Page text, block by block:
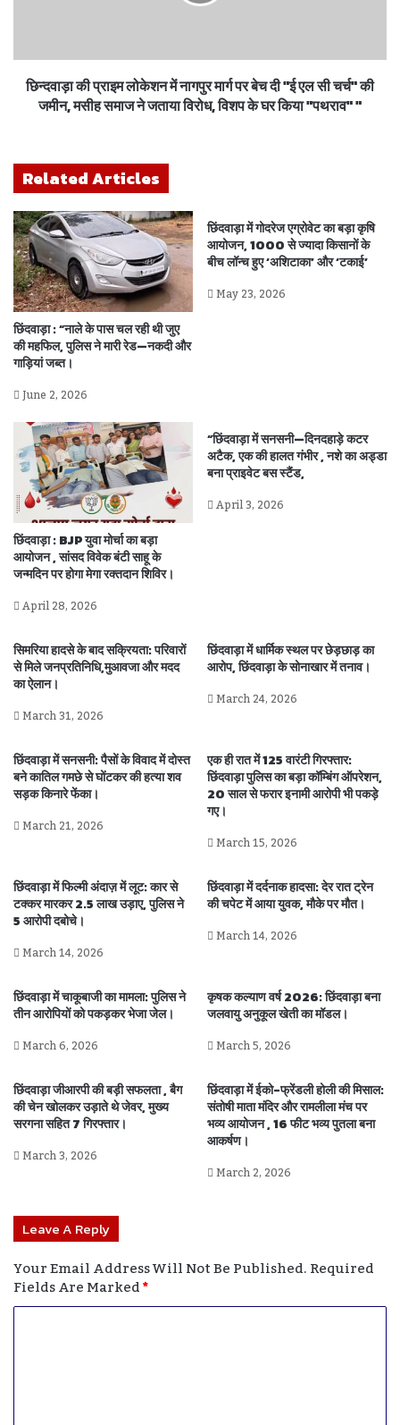
छिन्दवाड़ा की प्राइम लोकेशन में नागपुर मार्ग पर बेच दी "ई एल सी चर्च" की
जमीन, मसीह समाज ने जताया विरोध, विशप के घर किया "पथराव" "
Related Articles
छिंदवाड़ा : “नाले के पास चल रही थी जुए
की महफिल, पुलिस ने मारी रेड—नकदी और
गाड़ियां जब्त।
June 2, 2026
छिंदवाड़ा में गोदरेज एग्रोवेट का बड़ा कृषि
आयोजन, 1000 से ज्यादा किसानों के
बीच लॉन्च हुए ‘अशिटाका’ और ‘टकाई’
May 23, 2026
छिंदवाड़ा : BJP युवा मोर्चा का बड़ा
आयोजन , सांसद विवेक बंटी साहू के
जन्मदिन पर होगा मेगा रक्तदान शिविर।
April 28, 2026
“छिंदवाड़ा में सनसनी—दिनदहाड़े कटर
अटैक, एक की हालत गंभीर , नशे का अड्डा
बना प्राइवेट बस स्टैंड,
April 3, 2026
सिमरिया हादसे के बाद सक्रियता: परिवारों
से मिले जनप्रतिनिधि,मुआवजा और मदद
का ऐलान।
March 31, 2026
छिंदवाड़ा में धार्मिक स्थल पर छेड़छाड़ का
आरोप, छिंदवाड़ा के सोनाखार में तनाव।
March 24, 2026
छिंदवाड़ा में सनसनी: पैसों के विवाद में दोस्त
बने कातिल गमछे से घोंटकर की हत्या शव
सड़क किनारे फेंका।
March 21, 2026
एक ही रात में 125 वारंटी गिरफ्तार:
छिंदवाड़ा पुलिस का बड़ा कॉम्बिंग ऑपरेशन,
20 साल से फरार इनामी आरोपी भी पकड़े
गए।
March 15, 2026
छिंदवाड़ा में फिल्मी अंदाज़ में लूट: कार से
टक्कर मारकर 2.5 लाख उड़ाए, पुलिस ने
5 आरोपी दबोचे।
March 14, 2026
छिंदवाड़ा में दर्दनाक हादसा: देर रात ट्रेन
की चपेट में आया युवक, मौके पर मौत।
March 14, 2026
छिंदवाड़ा में चाकूबाजी का मामला: पुलिस ने
तीन आरोपियों को पकड़कर भेजा जेल।
March 6, 2026
कृषक कल्याण वर्ष 2026: छिंदवाड़ा बना
जलवायु अनुकूल खेती का मॉडल।
March 5, 2026
छिंदवाड़ा जीआरपी की बड़ी सफलता , बैग
की चेन खोलकर उड़ाते थे जेवर, मुख्य
सरगना सहित 7 गिरफ्तार।
March 3, 2026
छिंदवाड़ा में ईको-फ्रेंडली होली की मिसाल:
संतोषी माता मंदिर और रामलीला मंच पर
भव्य आयोजन , 16 फीट भव्य पुतला बना
आकर्षण।
March 2, 2026
Leave A Reply
Your Email Address Will Not Be Published.Required
Fields Are Marked*